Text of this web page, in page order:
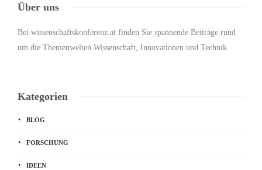
Über uns
Bei wissenschaftskonferenz.at finden Sie spannende Beiträge rund
um die Themenwelten Wissenschaft, Innovationen und Technik.
Kategorien
BLOG
FORSCHUNG
IDEEN